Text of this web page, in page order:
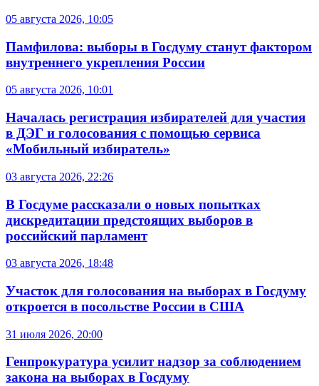
05 августа 2026, 10:05
Памфилова: выборы в Госдуму станут фактором
внутреннего укрепления России
05 августа 2026, 10:01
Началась регистрация избирателей для участия
в ДЭГ и голосования с помощью сервиса
«Мобильный избиратель»
03 августа 2026, 22:26
В Госдуме рассказали о новых попытках
дискредитации предстоящих выборов в
российский парламент
03 августа 2026, 18:48
Участок для голосования на выборах в Госдуму
откроется в посольстве России в США
31 июля 2026, 20:00
Генпрокуратура усилит надзор за соблюдением
закона на выборах в Госдуму